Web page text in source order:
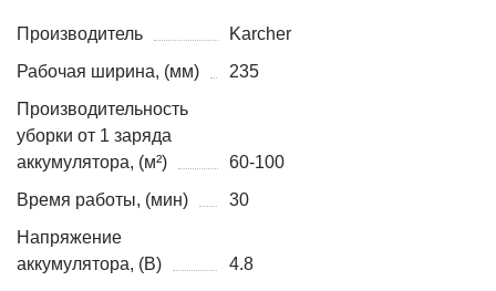
Производитель
Karcher
Рабочая ширина, (мм)
235
Производительность
уборки от 1 заряда
аккумулятора, (м²)
60-100
Время работы, (мин)
30
Напряжение
аккумулятора, (В)
4.8